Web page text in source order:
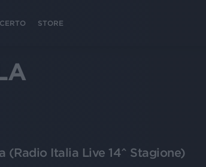
STORE
(Radio Italia Live 14^ Stagione)